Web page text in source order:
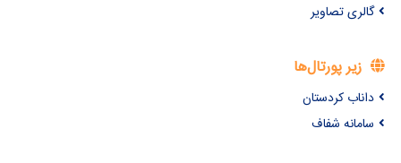
گالری تصاویر
زیر پورتال‌ها
داناب کردستان
سامانه شفاف